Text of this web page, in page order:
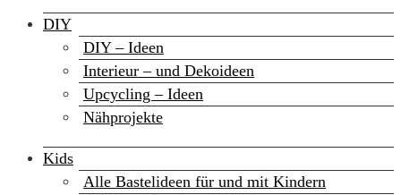
DIY
DIY – Ideen
Interieur – und Dekoideen
Upcycling – Ideen
Nähprojekte
Kids
Alle Bastelideen für und mit Kindern